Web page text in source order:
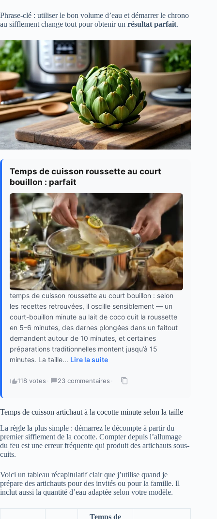
Phrase-clé : utiliser le bon volume d’eau et démarrer le chrono
au sifflement change tout pour obtenir un résultat parfait.
Temps de cuisson roussette au court
bouillon : parfait
temps de cuisson roussette au court bouillon : selon
les recettes retrouvées, il oscille sensiblement — un
court-bouillon minute au lait de coco cuit la roussette
en 5–6 minutes, des darnes plongées dans un faitout
demandent autour de 10 minutes, et certaines
préparations traditionnelles montent jusqu’à 15
minutes. La taille... Lire la suite
118 votes · 23 commentaires ·
Temps de cuisson artichaut à la cocotte minute selon la taille
La règle la plus simple : démarrez le décompte à partir du
premier sifflement de la cocotte. Compter depuis l’allumage
du feu est une erreur fréquente qui produit des artichauts sous-
cuits.
Voici un tableau récapitulatif clair que j’utilise quand je
prépare des artichauts pour des invités ou pour la famille. Il
inclut aussi la quantité d’eau adaptée selon votre modèle.
Temps de